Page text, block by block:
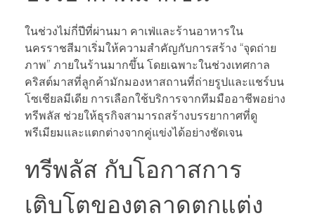
ในช่วงไม่กี่ปีที่ผ่านมา คาเฟ่และร้านอาหารใน
นครราชสีมาเริ่มให้ความสำคัญกับการสร้าง “จุดถ่าย
ภาพ” ภายในร้านมากขึ้น โดยเฉพาะในช่วงเทศกาล
คริสต์มาสที่ลูกค้ามักมองหาสถานที่ถ่ายรูปและแชร์บน
โซเชียลมีเดีย การเลือกใช้บริการจากทีมมืออาชีพอย่าง
ทรีพลัส ช่วยให้ธุรกิจสามารถสร้างบรรยากาศที่ดู
พรีเมียมและแตกต่างจากคู่แข่งได้อย่างชัดเจน
ทรีพลัส กับโอกาสการ
เติบโตของตลาดตกแต่ง